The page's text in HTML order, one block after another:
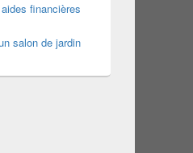
financières
salon de jardin